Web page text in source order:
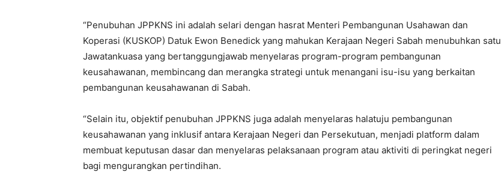
“Penubuhan JPPKNS ini adalah selari dengan hasrat Menteri Pembangunan Usahawan dan
Koperasi (KUSKOP) Datuk Ewon Benedick yang mahukan Kerajaan Negeri Sabah menubuhkan satu
Jawatankuasa yang bertanggungjawab menyelaras program-program pembangunan
keusahawanan, membincang dan merangka strategi untuk menangani isu-isu yang berkaitan
pembangunan keusahawanan di Sabah.
“Selain itu, objektif penubuhan JPPKNS juga adalah menyelaras halatuju pembangunan
keusahawanan yang inklusif antara Kerajaan Negeri dan Persekutuan, menjadi platform dalam
membuat keputusan dasar dan menyelaras pelaksanaan program atau aktiviti di peringkat negeri
bagi mengurangkan pertindihan.